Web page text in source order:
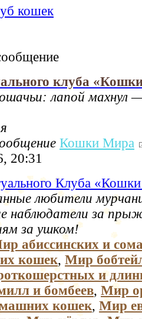
кошек
клуба
лапой махнул
Кошки Мира
20:31
Клуба
любители
наблюдатели за
за ушком!
абиссинских и
кошек, Мир
и
и бомбеев, Мир
кошек, Мир